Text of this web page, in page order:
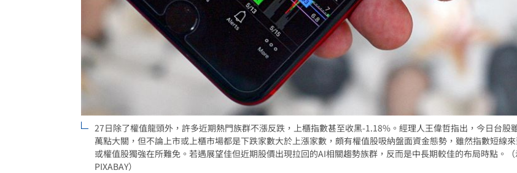
27日除了權值龍頭外，許多近期熱門族群不漲反跌，上櫃指數甚至收黑-1.18%。經理人王偉哲指出，今日台股
萬點大關，但不論上市或上櫃市場都是下跌家數大於上漲家數，頗有權值股吸納盤面資金態勢，雖然指數短線
或權值股獨強在所難免。若遇展望佳但近期股價出現拉回的AI相關趨勢族群，反而是中長期較佳的布局時點。
PIXABAY）